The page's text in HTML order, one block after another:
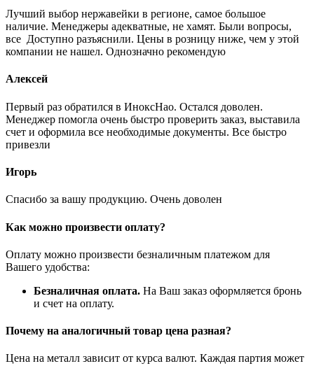
Лучший выбор нержавейки в регионе, самое большое
наличие. Менеджеры адекватные, не хамят. Были вопросы,
все Доступно разъяснили. Цены в розницу ниже, чем у этой
компании не нашел. Однозначно рекомендую
Алексей
Первый раз обратился в ИноксНао. Остался доволен.
Менеджер помогла очень быстро проверить заказ, выставила
счет и оформила все необходимые документы. Все быстро
привезли
Игорь
Спасибо за вашу продукцию. Очень доволен
Как можно произвести оплату?
Оплату можно произвести безналичным платежом для
Вашего удобства:
Безналичная оплата. На Ваш заказ оформляется бронь
и счет на оплату.
Почему на аналогичный товар цена разная?
Цена на металл зависит от курса валют. Каждая партия может